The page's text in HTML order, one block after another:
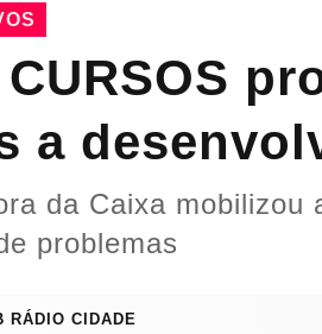
CURSOS
a
da Caixa
problemas
RÁDIO CIDADE